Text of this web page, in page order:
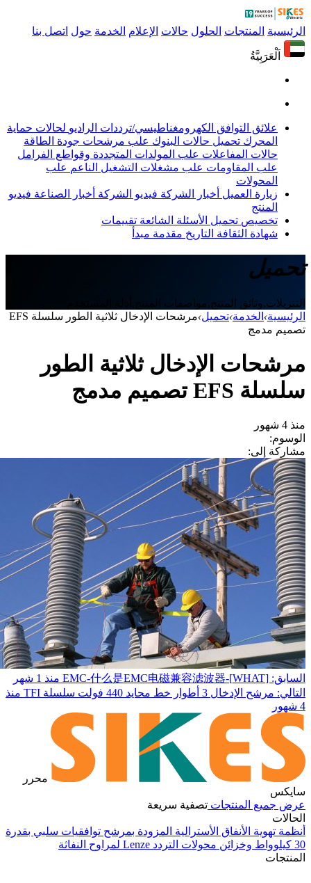
الرئيسية المنتجات الحلول حالات الإعلام الخدمة حول اتصل بنا
اَلْعَرَبِيَّةُ
علائق التوافق الكهرومغناطيسي/ترددات الراديو لحالات حماية
المحرك تحميل حالات البنوك علب مرشحات جودة الطاقة
حالات المفاعلات علب المولدات المتجددة وقواطع الفرامل
علب المقاومات علب مشغلات التشغيل الناعم علب
المحولات
زيارة العميل أخبار الشركة فيديو الشركة أخبار الصناعة فيديو
المنتج
تخصيص تحميل الأسئلة الشائعة تقييمات
شهادة الثقافة التاريخ مقدمة مبدأ
تحميل
التنزيلات,وثائق المنتج,مواصفات المنتج,أدلة المستخدم
الرئيسية› الخدمة›تحميل›
مرشحات الإدخال ثلاثية الطور سلسلة EFS
تصميم مدمج
مرشحات الإدخال ثلاثية الطور
سلسلة EFS تصميم مدمج
منذ 4 شهور
الوسوم:
مشاركة إلى:
السابق: [WHAT]-EMC-什么是EMC电磁兼容滤波器
منذ 1 شهر
التالي: مرشح الإدخال 3 أطوار خط محايد 440 فولت سلسلة TFI
منذ
4 شهور
محرر
سايكس
عرض جميع المنتجات تصفية سريعة
الحالات
أنظمة تهوية الأنفاق الأسترالية المزودة بمرشح توافقيات سلبي بقدرة
30 كيلوواط وخزائن محولات التردد Lenze لمراوح النفاثة
المنتجات